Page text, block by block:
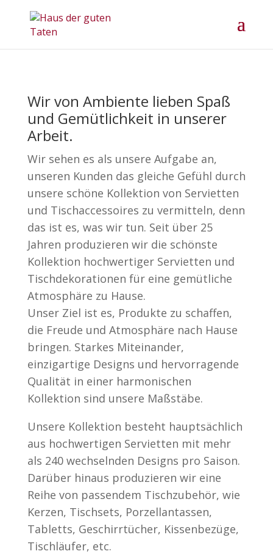
Wir von Ambiente lieben Spaß
und Gemütlichkeit in unserer
Arbeit.
Wir sehen es als unsere Aufgabe an,
unseren Kunden das gleiche Gefühl durch
unsere schöne Kollektion von Servietten
und Tischaccessoires zu vermitteln, denn
das ist es, was wir tun. Seit über 25
Jahren produzieren wir die schönste
Kollektion hochwertiger Servietten und
Tischdekorationen für eine gemütliche
Atmosphäre zu Hause.
Unser Ziel ist es, Produkte zu schaffen,
die Freude und Atmosphäre nach Hause
bringen. Starkes Miteinander,
einzigartige Designs und hervorragende
Qualität in einer harmonischen
Kollektion sind unsere Maßstäbe.
Unsere Kollektion besteht hauptsächlich
aus hochwertigen Servietten mit mehr
als 240 wechselnden Designs pro Saison.
Darüber hinaus produzieren wir eine
Reihe von passendem Tischzubehör, wie
Kerzen, Tischsets, Porzellantassen,
Tabletts, Geschirrtücher, Kissenbezüge,
Tischläufer, etc.